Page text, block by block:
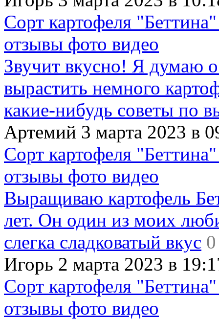
Сорт картофеля
отзывы фото видео
Звучит вкусно! Я думаю
вырастить немного
какие-нибудь советы по
Артемий 3 марта 2023 в
Сорт картофеля
отзывы фото видео
Выращиваю картофель
лет. Он один из моих
слегка сладковатый вкус 0
Игорь 2 марта 2023 в
Сорт картофеля
отзывы фото видео